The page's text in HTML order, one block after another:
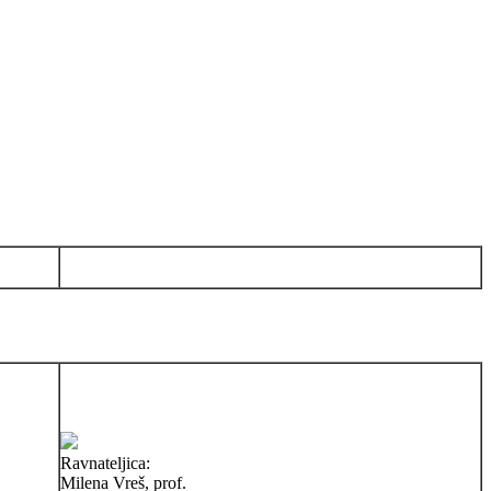
Ravnateljica:
Milena Vreš, prof.